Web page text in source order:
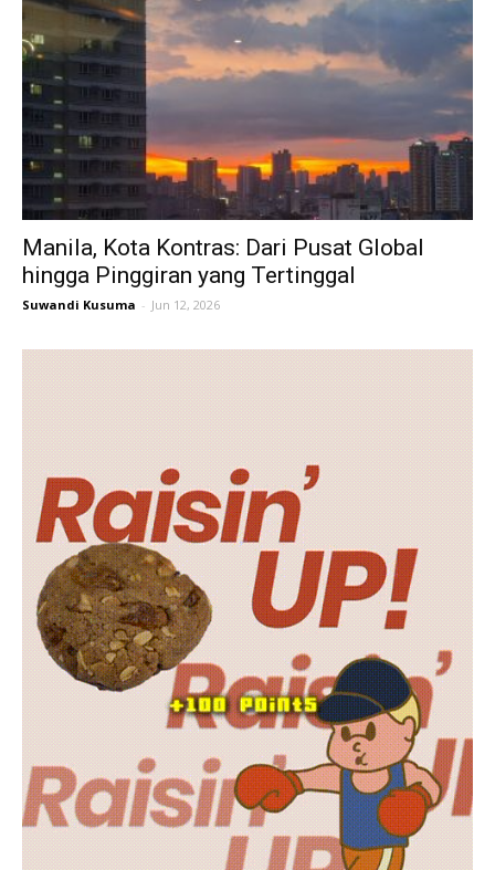
Manila, Kota Kontras: Dari Pusat Global
hingga Pinggiran yang Tertinggal
Suwandi Kusuma - Jun 12, 2026